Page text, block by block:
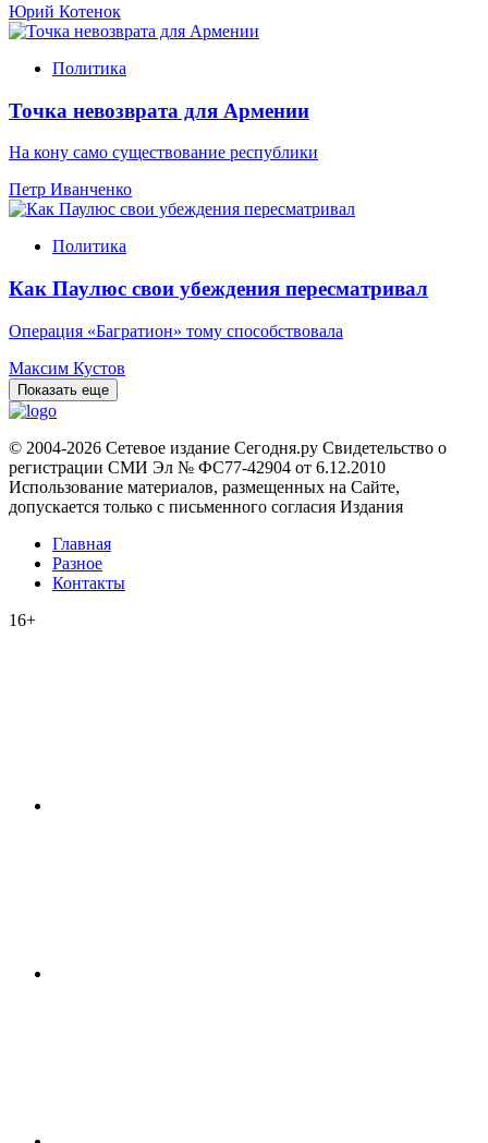
Юрий Котенок
Политика
Точка невозврата для Армении
На кону само существование республики
Петр Иванченко
Политика
Как Паулюс свои убеждения пересматривал
Операция «Багратион» тому способствовала
Максим Кустов
Показать еще
© 2004-2026 Сетевое издание Сегодня.ру Свидетельство о
регистрации СМИ Эл № ФС77-42904 от 6.12.2010
Использование материалов, размещенных на Сайте,
допускается только с письменного согласия Издания
Главная
Разное
Контакты
16+